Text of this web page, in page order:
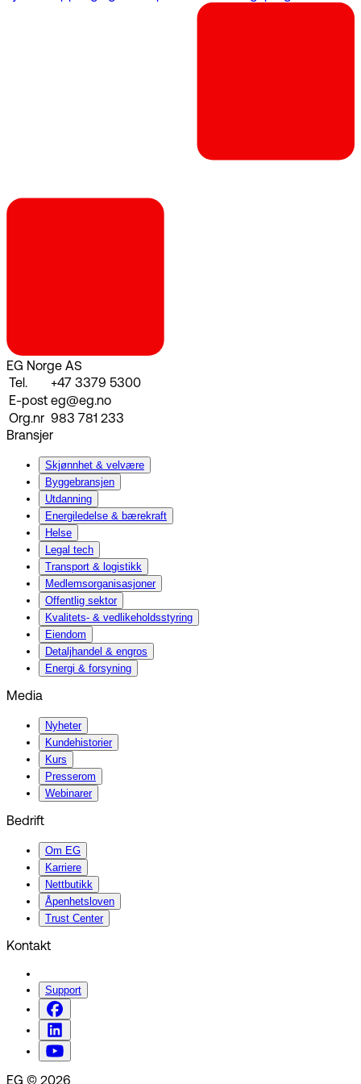
EG Norge AS
Tel.
+47 3379 5300
E-post eg@eg.no
Org.nr 983 781 233
Bransjer
Skjønnhet & velvære
Byggebransjen
Utdanning
Energiledelse & bærekraft
Helse
Legal tech
Transport & logistikk
Medlemsorganisasjoner
Offentlig sektor
Kvalitets- & vedlikeholdsstyring
Eiendom
Detaljhandel & engros
Energi & forsyning
Media
Nyheter
Kundehistorier
Kurs
Presserom
Webinarer
Bedrift
Om EG
Karriere
Nettbutikk
Åpenhetsloven
Trust Center
Kontakt
Support